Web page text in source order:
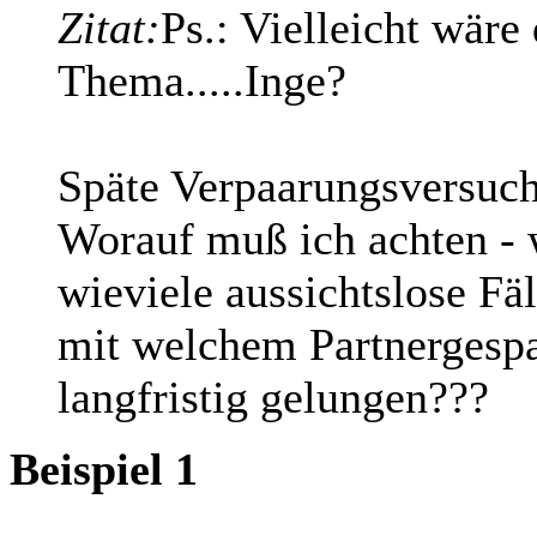
Zitat:Ps.: Vielleicht wäre
Thema.....Inge?
Späte
Worauf muß ich achten -
wieviele aussichtslose
mit welchem
langfristig gelungen???
Beispiel 1